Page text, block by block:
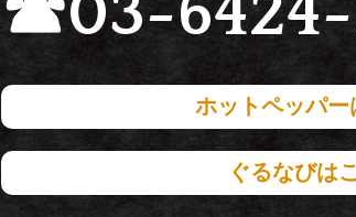
☎03-
ホットペッパー
ぐるなびは